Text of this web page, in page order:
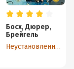
Босх, Дюрер,
Брейгель
Неустановленный автор